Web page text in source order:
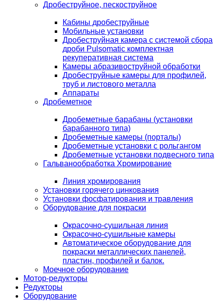
Дробеструйное, пескоструйное
Кабины дробеструйные
Мобильные установки
Дробеструйная камера с системой сбора
дроби Pulsomatic комплектная
рекуперативная система
Камеры абразивоструйной обработки
Дробеструйные камеры для профилей,
труб и листового металла
Аппараты
Дробеметное
Дробеметные барабаны (установки
барабанного типа)
Дробеметные камеры (порталы)
Дробеметные установки с рольгангом
Дробеметные установки подвесного типа
Гальванообработка Хромирование
Линия хромирования
Установки горячего цинкования
Установки фосфатирования и травления
Оборудование для покраски
Окрасочно-сушильная линия
Окрасочно-сушильные камеры
Автоматическое оборудование для
покраски металлических панелей,
пластин, профилей и балок.
Моечное оборудование
Мотор-редукторы
Редукторы
Оборудование